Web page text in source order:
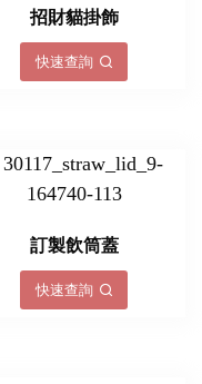
招財貓掛飾
快速查詢
訂製飲筒蓋
快速查詢